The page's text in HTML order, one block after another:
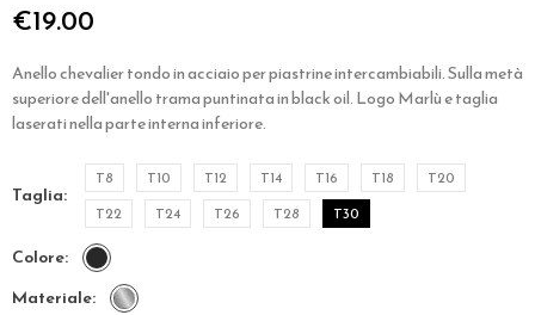
€19.00
Anello chevalier tondo in acciaio per piastrine intercambiabili. Sulla metà
superiore dell'anello trama puntinata in black oil. Logo Marlù e taglia
laserati nella parte interna inferiore.
taglia
T8 T10 T12 T14 T16 T18
T20
T22
T24 T26 T28 T30
colore
materiale